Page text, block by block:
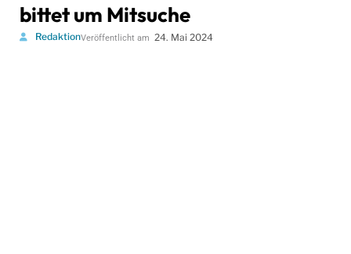
bittet um Mitsuche
RedaktionVeröffentlicht am 24. Mai 2024